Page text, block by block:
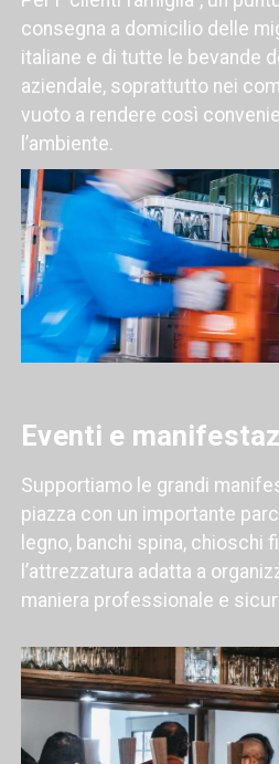
consegna a domicilio delle
italiane e di tutte le bevande
aziendale, soprattutto nei
vuoto a rendere così
l’ambiente.
Eventi e
Supportiamo le grandi
piazza con un importante
legno, banchi spina, chioschi
l’attrezzatura adatta a
maniera professionale e